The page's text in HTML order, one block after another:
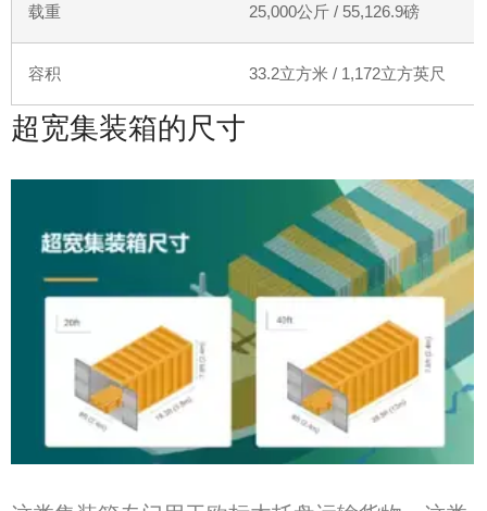
载重 25,000公斤 / 55,126.9磅
容积 33.2立方米 / 1,172立方英尺
超宽集装箱的尺寸